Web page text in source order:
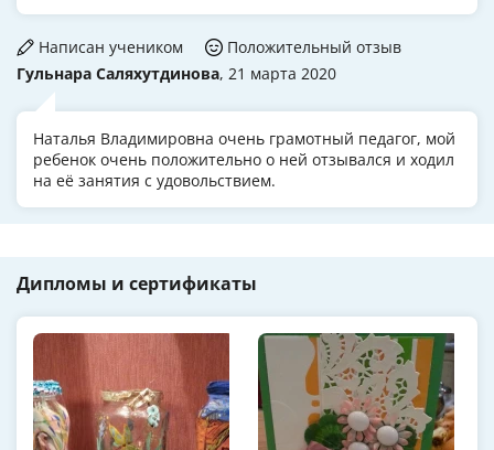
Гульнара Саляхутдинова, 21 марта 2020
Написан учеником Положительный отзыв
Наталья Владимировна очень грамотный педагог, мой
ребенок очень положительно о ней отзывался и ходил
на её занятия с удовольствием.
Дипломы и сертификаты